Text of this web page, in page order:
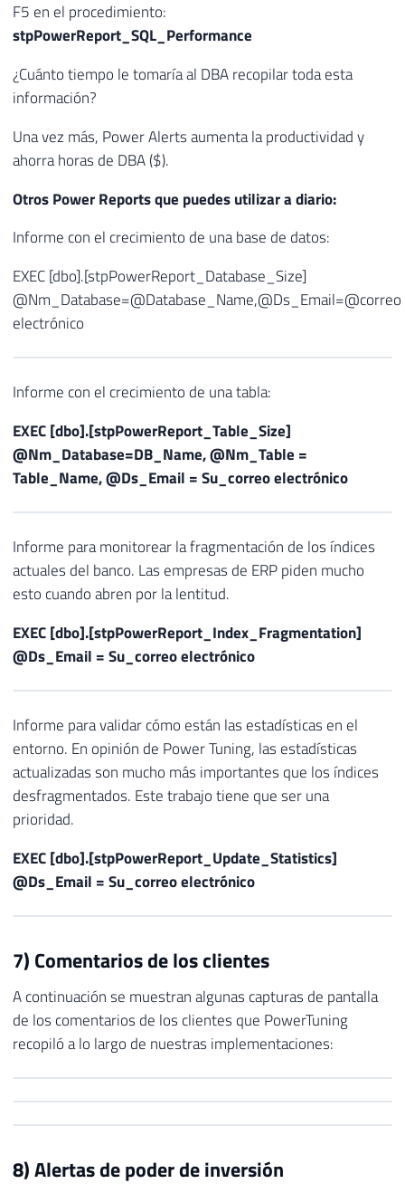
F5 en el procedimiento:
stpPowerReport_SQL_Performance
¿Cuánto tiempo le tomaría al DBA recopilar toda esta
información?
Una vez más, Power Alerts aumenta la productividad y
ahorra horas de DBA ($).
Otros Power Reports que puedes utilizar a diario:
Informe con el crecimiento de una base de datos:
EXEC [dbo].[stpPowerReport_Database_Size]
@Nm_Database=@Database_Name,@Ds_Email=@correo
electrónico
Informe con el crecimiento de una tabla:
EXEC [dbo].[stpPowerReport_Table_Size]
@Nm_Database=DB_Name, @Nm_Table =
Table_Name, @Ds_Email = Su_correo electrónico
Informe para monitorear la fragmentación de los índices
actuales del banco. Las empresas de ERP piden mucho
esto cuando abren por la lentitud.
EXEC [dbo].[stpPowerReport_Index_Fragmentation]
@Ds_Email = Su_correo electrónico
Informe para validar cómo están las estadísticas en el
entorno. En opinión de Power Tuning, las estadísticas
actualizadas son mucho más importantes que los índices
desfragmentados. Este trabajo tiene que ser una
prioridad.
EXEC [dbo].[stpPowerReport_Update_Statistics]
@Ds_Email = Su_correo electrónico
7) Comentarios de los clientes
A continuación se muestran algunas capturas de pantalla
de los comentarios de los clientes que PowerTuning
recopiló a lo largo de nuestras implementaciones:
8) Alertas de poder de inversión